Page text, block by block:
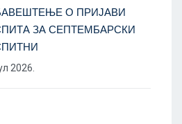
О ПРИЈАВИ
ЗА СЕПТЕМБАРСКИ
2026.